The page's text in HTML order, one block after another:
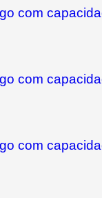
com
com
com